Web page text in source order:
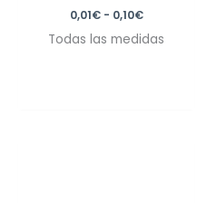
0,01€ - 0,10€
Todas las medidas